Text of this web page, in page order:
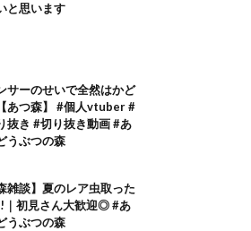
と思います
サーのせいで全然はかど
あつ森】 #個人vtuber #
抜き #切り抜き動画 #あ
うぶつの森
雑談】夏のレア虫取った
｜初見さん大歓迎◎ #あ
うぶつの森